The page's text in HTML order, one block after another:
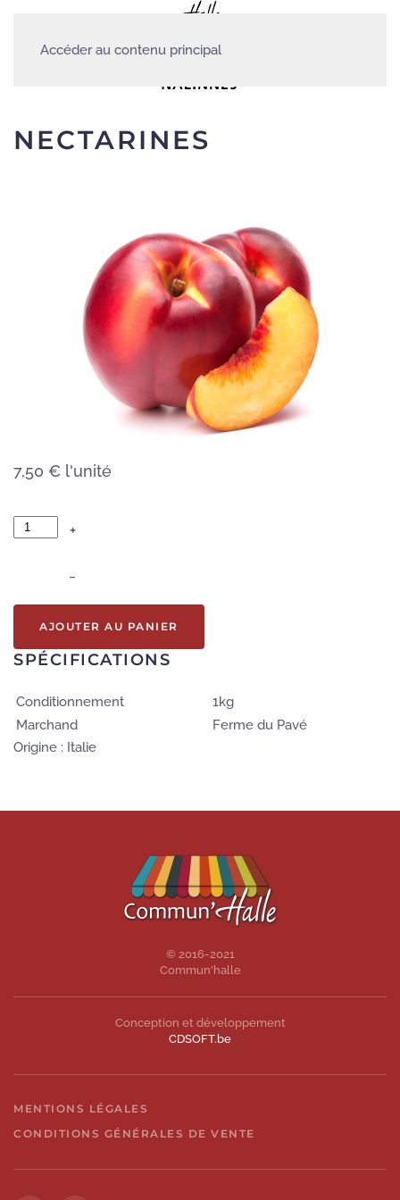
Accéder au contenu principal
NECTARINES
7,50 € l'unité
+
–
AJOUTER AU PANIER
SPÉCIFICATIONS
Conditionnement
1kg
Marchand
Ferme du Pavé
Origine : Italie
© 2016-2021
Commun'halle
Conception et développement
CDSOFT.be
MENTIONS LÉGALES
CONDITIONS GÉNÉRALES DE VENTE